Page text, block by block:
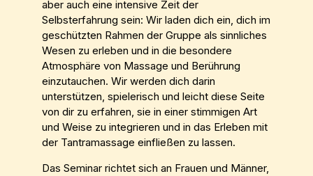
aber auch eine intensive Zeit der
Selbsterfahrung sein: Wir laden dich ein, dich im
geschützten Rahmen der Gruppe als sinnliches
Wesen zu erleben und in die besondere
Atmosphäre von Massage und Berührung
einzutauchen. Wir werden dich darin
unterstützen, spielerisch und leicht diese Seite
von dir zu erfahren, sie in einer stimmigen Art
und Weise zu integrieren und in das Erleben mit
der Tantramassage einfließen zu lassen.
Das Seminar richtet sich an Frauen und Männer,